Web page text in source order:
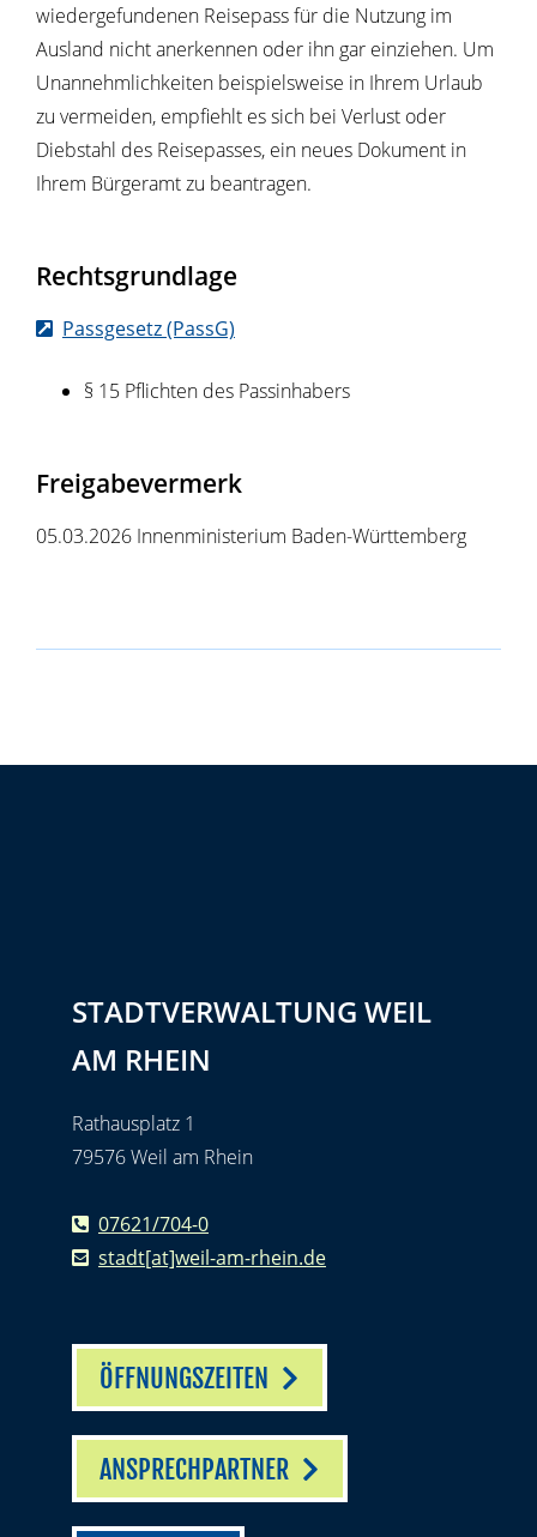
wiedergefundenen Reisepass für die Nutzung im
Ausland nicht anerkennen oder ihn gar einziehen. Um
Unannehmlichkeiten beispielsweise in Ihrem Urlaub
zu vermeiden, empfiehlt es sich bei Verlust oder
Diebstahl des Reisepasses, ein neues Dokument in
Ihrem Bürgeramt zu beantragen.
Rechtsgrundlage
Passgesetz (PassG)
§ 15 Pflichten des Passinhabers
Freigabevermerk
05.03.2026 Innenministerium Baden-Württemberg
STADTVERWALTUNG WEIL
AM RHEIN
Rathausplatz 1
79576 Weil am Rhein
07621/704-0
stadt[at]weil-am-rhein.de
ÖFFNUNGSZEITEN
ANSPRECHPARTNER